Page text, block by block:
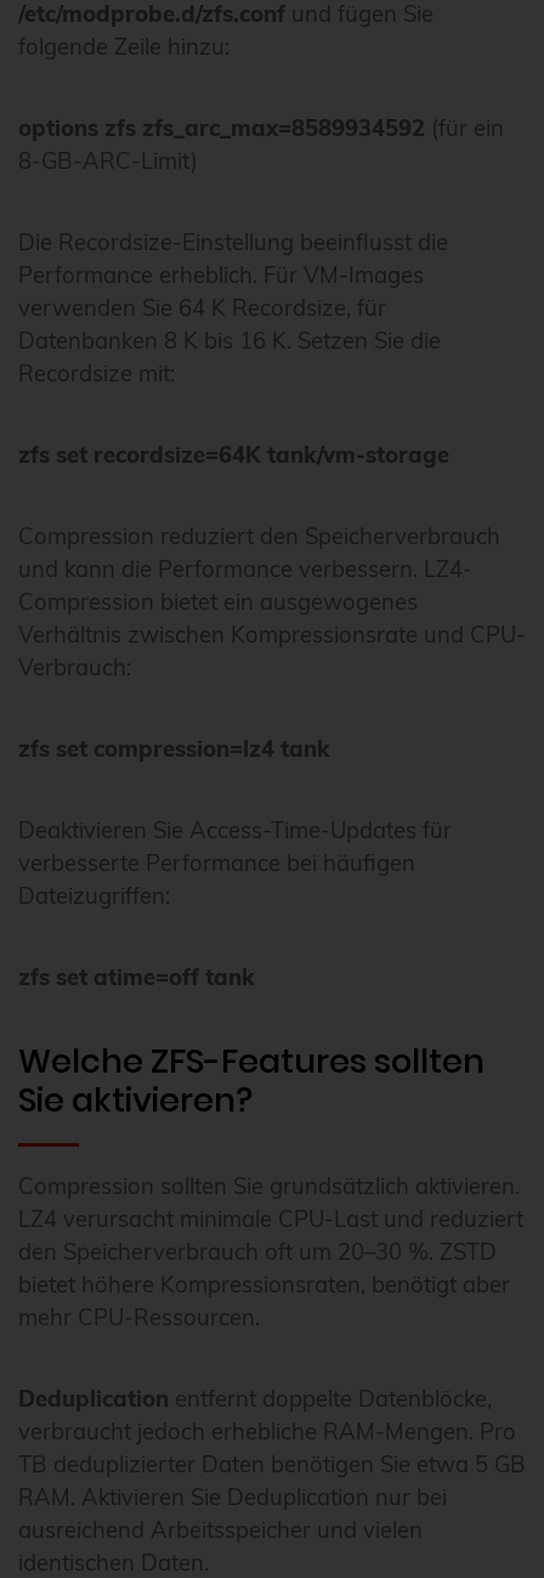
/etc/modprobe.d/zfs.conf und fügen Sie
folgende Zeile hinzu:
options zfs zfs_arc_max=8589934592 (für ein
8-GB-ARC-Limit)
Die Recordsize-Einstellung beeinflusst die
Performance erheblich. Für VM-Images
verwenden Sie 64 K Recordsize, für
Datenbanken 8 K bis 16 K. Setzen Sie die
Recordsize mit:
zfs set recordsize=64K tank/vm-storage
Compression reduziert den Speicherverbrauch
und kann die Performance verbessern. LZ4-
Compression bietet ein ausgewogenes
Verhältnis zwischen Kompressionsrate und CPU-
Verbrauch:
zfs set compression=lz4 tank
Deaktivieren Sie Access-Time-Updates für
verbesserte Performance bei häufigen
Dateizugriffen:
zfs set atime=off tank
Welche ZFS-Features sollten
Sie aktivieren?
Compression sollten Sie grundsätzlich aktivieren.
LZ4 verursacht minimale CPU-Last und reduziert
den Speicherverbrauch oft um 20–30 %. ZSTD
bietet höhere Kompressionsraten, benötigt aber
mehr CPU-Ressourcen.
Deduplication entfernt doppelte Datenblöcke,
verbraucht jedoch erhebliche RAM-Mengen. Pro
TB deduplizierter Daten benötigen Sie etwa 5 GB
RAM. Aktivieren Sie Deduplication nur bei
ausreichend Arbeitsspeicher und vielen
identischen Daten.